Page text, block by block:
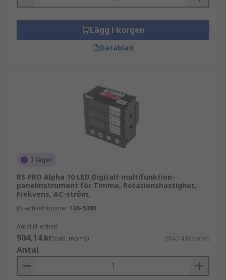
Lägg i korgen
Datablad
I lager
RS PRO Alpha 10 LED Digitalt multifunktion-
panelinstrument för Timme, Rotationshastighet,
Frekvens, AC-ström,
RS-artikelnummer 136-5380
Antal (1 enhet)
904,14 kr(exkl. moms) 904,14 kr/enhet
Antal